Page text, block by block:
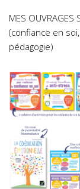
MES OUVRAGES
(confiance en
pédagogie)